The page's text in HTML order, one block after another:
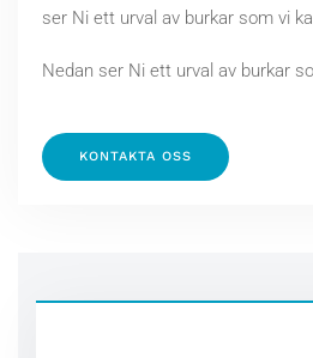
ser Ni ett urval av burkar som vi
Nedan ser Ni ett urval av burkar
KONTAKTA OSS